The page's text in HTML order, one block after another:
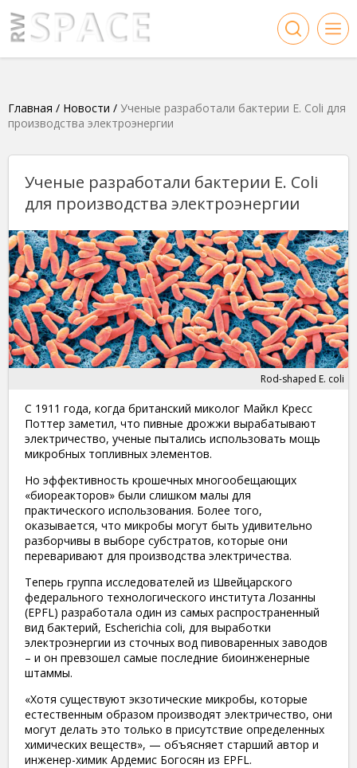
Главная / Новости / Ученые разработали бактерии E. Coli для
производства электроэнергии
Ученые разработали бактерии E. Coli
для производства электроэнергии
Rod-shaped E. coli
С 1911 года, когда британский миколог Майкл Кресс
Поттер заметил, что пивные дрожжи вырабатывают
электричество, ученые пытались использовать мощь
микробных топливных элементов.
Но эффективность крошечных многообещающих
«биореакторов» были слишком малы для
практического использования. Более того,
оказывается, что микробы могут быть удивительно
разборчивы в выборе субстратов, которые они
переваривают для производства электричества.
Теперь группа исследователей из Швейцарского
федерального технологического института Лозанны
(EPFL) разработала один из самых распространенный
вид бактерий, Escherichia coli, для выработки
электроэнергии из сточных вод пивоваренных заводов
– и он превзошел самые последние биоинженерные
штаммы.
«Хотя существуют экзотические микробы, которые
естественным образом производят электричество, они
могут делать это только в присутствие определенных
химических веществ», — объясняет старший автор и
инженер-химик Ардемис Богосян из EPFL.